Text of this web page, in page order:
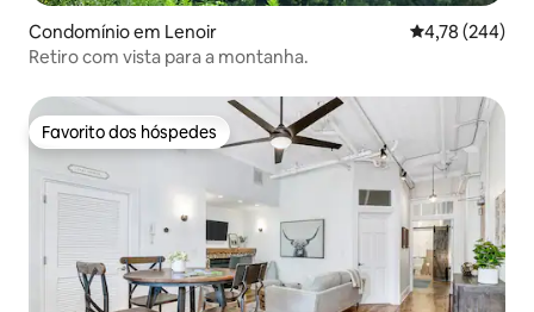
Condomínio em Lenoir Classificação
4,78 (244)
Retiro com vista para a montanha.
Favorito dos hóspedes
Favorito dos hóspedes